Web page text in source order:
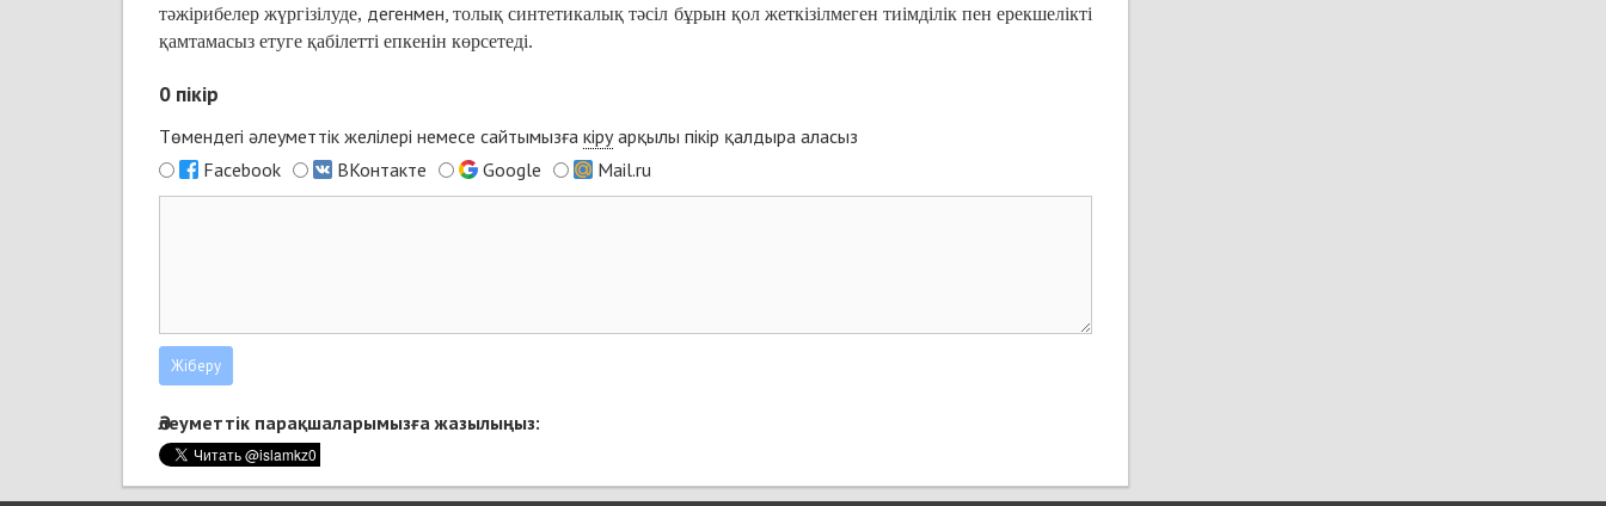
тәжірибелер жүргізілуде, дегенмен,толық синтетикалық тәсіл бұрын қол жеткізілмеген тиімділік пен ерекшелікті
қамтамасыз етуге қабілетті епкенін көрсетеді.
0 пікір
Төмендегі әлеуметтік желілері немесе сайтымызға кіруарқылы пікір қалдыра аласыз
Facebook
ВКонтакте Google Mail.ru
Әлеуметтік парақшаларымызға жазылыңыз: